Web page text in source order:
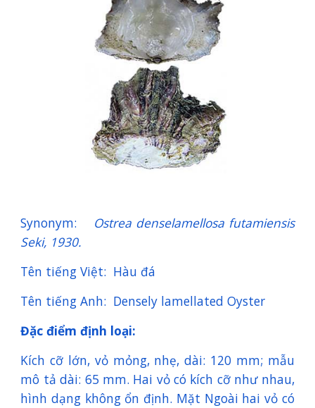
Synonym:
Ostrea denselamellosa futamiensis
Seki, 1930.
Tên tiếng Việt: Hàu đá
Tên tiếng Anh: Densely lamellated Oyster
Đặc điểm định loại:
Kích cỡ lớn, vỏ mỏng, nhẹ, dài: 120 mm; mẫu
mô tả dài: 65 mm. Hai vỏ có kích cỡ như nhau,
hình dạng không ổn định. Mặt Ngoài hai vỏ có